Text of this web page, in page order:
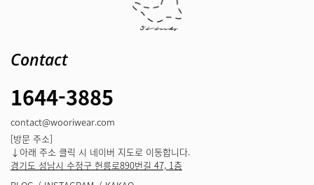
Contact
1644-3885
contact@wooriwear.com
[방문 주소]
↓아래 주소 클릭 시 네이버 지도로 이동합니다.
경기도 성남시 수정구 헌릉로890번길 47, 1층